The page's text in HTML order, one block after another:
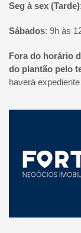
Seg à sex (Tarde):
Sábados: 9h às
Fora do horário
do plantão pelo
haverá expediente